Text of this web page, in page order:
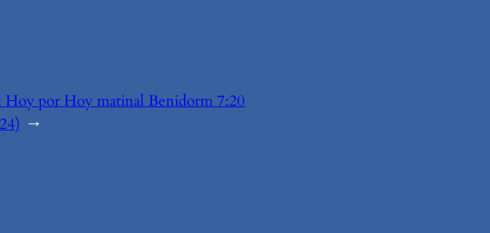
Hoy por Hoy matinal Benidorm 7:20
→